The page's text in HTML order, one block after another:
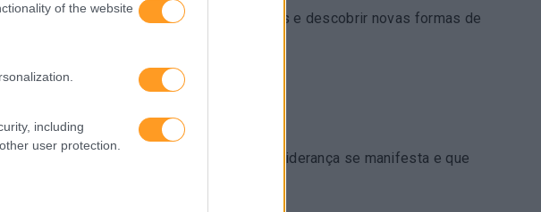
of the website
including
user protection.
identificar padrões de comportamentos e descobrir novas formas de
a equipa reage sob pressão, como a liderança se manifesta e que